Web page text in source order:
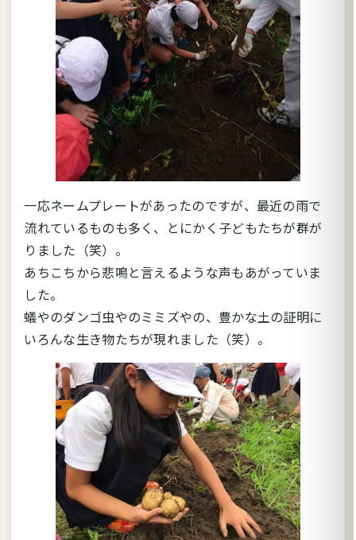
一応ネームプレートがあったのですが、最近の雨で
流れているものも多く、とにかく子どもたちが群が
りました（笑）。
あちこちから悲鳴と言えるような声もあがっていま
した。
蟻やのダンゴ虫やのミミズやの、豊かな土の証明に
いろんな生き物たちが現れました（笑）。